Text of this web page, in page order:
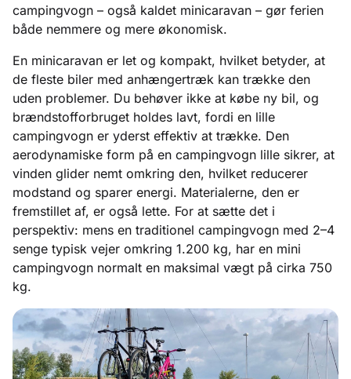
campingvogn – også kaldet minicaravan – gør ferien
både nemmere og mere økonomisk.
En minicaravan er let og kompakt, hvilket betyder, at
de fleste biler med anhængertræk kan trække den
uden problemer. Du behøver ikke at købe ny bil, og
brændstofforbruget holdes lavt, fordi en lille
campingvogn er yderst effektiv at trække. Den
aerodynamiske form på en campingvogn lille sikrer, at
vinden glider nemt omkring den, hvilket reducerer
modstand og sparer energi. Materialerne, den er
fremstillet af, er også lette. For at sætte det i
perspektiv: mens en traditionel campingvogn med 2–4
senge typisk vejer omkring 1.200 kg, har en mini
campingvogn normalt en maksimal vægt på cirka 750
kg.